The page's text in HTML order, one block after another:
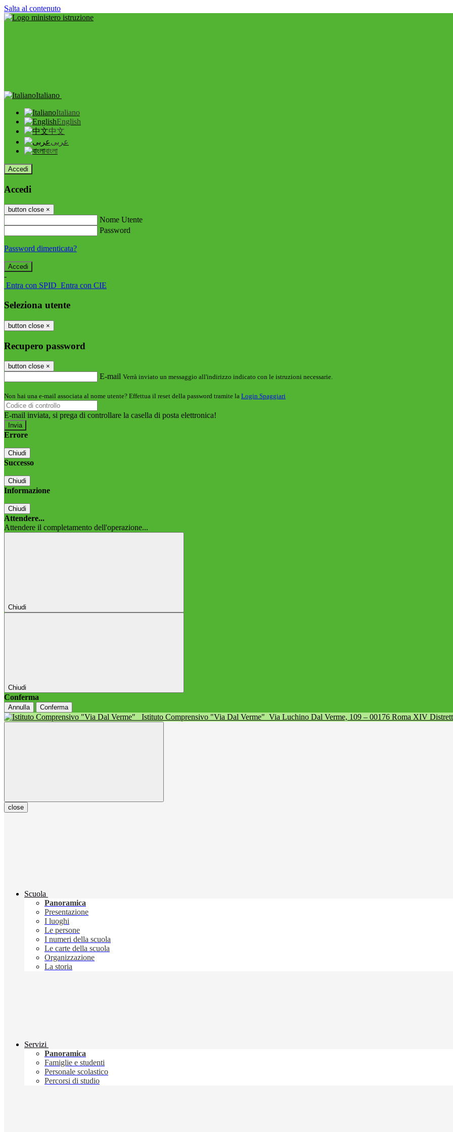
Salta al contenuto
Italiano
Italiano
English
中文
عربى
বাংলা
Accedi
Accedi
button close ×
Nome Utente
Password
Password dimenticata?
-
Entra con SPID Entra con CIE
Seleziona utente
button close ×
Recupero password
button close ×
E-mail Verrà inviato un messaggio all'indirizzo indicato con le istruzioni necessarie.
Non hai una e-mail associata al nome utente? Effettua il reset della password tramite la Login Spaggiari
E-mail inviata, si prega di controllare la casella di posta elettronica!
Errore
Chiudi
Successo
Chiudi
Informazione
Chiudi
Attendere...
Attendere il completamento dell'operazione...
Chiudi
Chiudi
Conferma
Annulla Conferma
Istituto Comprensivo "Via Dal Verme" Via Luchino Dal Verme, 109 – 00176 Roma XIV
close
Scuola
Panoramica
Presentazione
I luoghi
Le persone
I numeri della scuola
Le carte della scuola
Organizzazione
La storia
Servizi
Panoramica
Famiglie e studenti
Personale scolastico
Percorsi di studio